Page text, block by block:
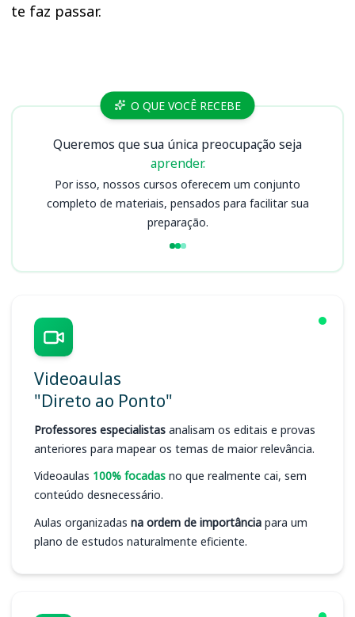
te faz passar.
Cursos O QUE VOCÊ RECEBE
Queremos que sua única preocupação seja
aprender.
Por isso, nossos cursos oferecem um conjunto
completo de materiais, pensados para facilitar sua
preparação.
Videoaulas
"Direto ao Ponto"
Professores especialistas analisam os editais e provas
anteriores para mapear os temas de maior relevância.
Videoaulas 100% focadas no que realmente cai, sem
conteúdo desnecessário.
Aulas organizadas na ordem de importância para um
plano de estudos naturalmente eficiente.